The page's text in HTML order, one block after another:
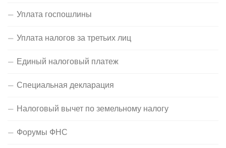
Уплата госпошлины
Уплата налогов за третьих лиц
Единый налоговый платеж
Специальная декларация
Налоговый вычет по земельному налогу
Форумы ФНС